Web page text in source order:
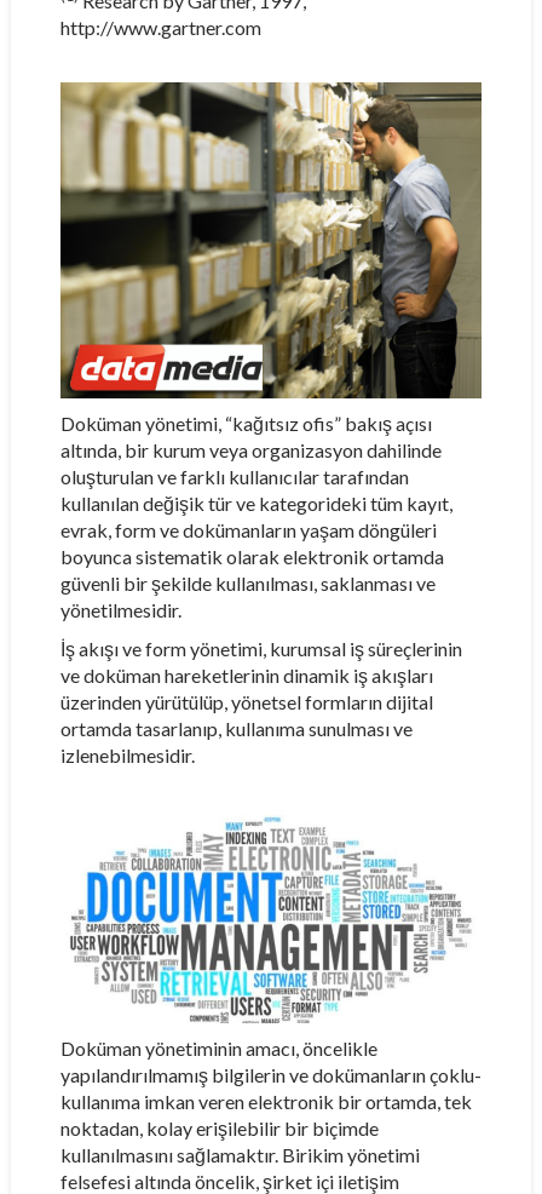
http://www.gartner.com
Doküman yönetimi, “kağıtsız ofis” bakış açısı
altında, bir kurum veya organizasyon dahilinde
oluşturulan ve farklı kullanıcılar tarafından
kullanılan değişik tür ve kategorideki tüm kayıt,
evrak, form ve dokümanların yaşam döngüleri
boyunca sistematik olarak elektronik ortamda
güvenli bir şekilde kullanılması, saklanması ve
yönetilmesidir.
İş akışı ve form yönetimi, kurumsal iş süreçlerinin
ve doküman hareketlerinin dinamik iş akışları
üzerinden yürütülüp, yönetsel formların dijital
ortamda tasarlanıp, kullanıma sunulması ve
izlenebilmesidir.
Doküman yönetiminin amacı, öncelikle
yapılandırılmamış bilgilerin ve dokümanların çoklu-
kullanıma imkan veren elektronik bir ortamda, tek
noktadan, kolay erişilebilir bir biçimde
kullanılmasını sağlamaktır. Birikim yönetimi
felsefesi altında öncelik, şirket içi iletişim